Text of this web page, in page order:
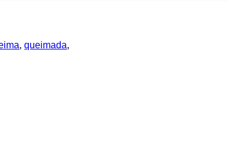
,queimada,